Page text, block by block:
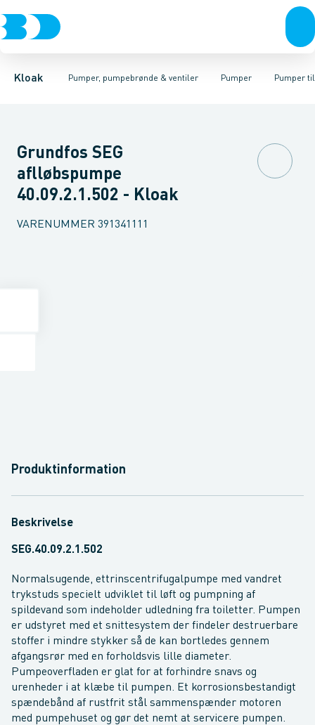
Kloak Pumper, pumpebrønde & ventiler
Rør & fittingsBrøndeBrøndgodsLinjeafvandingTanke,
Pumper
Pumpebrønde til gråt spildevandPumpebrønde til sortPumper
KælderpumperEntreprenør pumperPumper til sort
Grundfos SEG
aflløbspumpe
40.09.2.1.502 - Kloak
VARENUMMER 391341111
Produktinformation
Beskrivelse
SEG.40.09.2.1.502
Normalsugende, ettrinscentrifugalpumpe med vandret
trykstuds specielt udviklet til løft og pumpning af
spildevand som indeholder udledning fra toiletter. Pumpen
er udstyret med et snittesystem der findeler destruerbare
stoffer i mindre stykker så de kan bortledes gennem
afgangsrør med en forholdsvis lille diameter.
Pumpeoverfladen er glat for at forhindre snavs og
urenheder i at klæbe til pumpen. Et korrosionsbestandigt
spændebånd af rustfrit stål sammenspænder motoren
med pumpehuset og gør det nemt at servicere pumpen.